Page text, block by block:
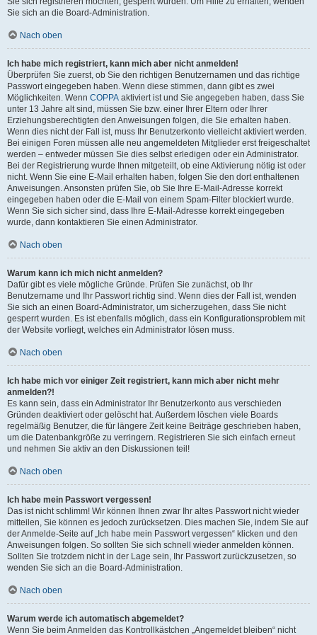
Sie sich an die Board-Administration.
Nach oben
Ich habe mich registriert, kann mich aber nicht anmelden!
Überprüfen Sie zuerst, ob Sie den richtigen Benutzernamen und das richtige
Passwort eingegeben haben. Wenn diese stimmen, dann gibt es zwei
Möglichkeiten. Wenn COPPA aktiviert ist und Sie angegeben haben, dass Sie
unter 13 Jahre alt sind, müssen Sie bzw. einer Ihrer Eltern oder Ihrer
Erziehungsberechtigten den Anweisungen folgen, die Sie erhalten haben.
Wenn dies nicht der Fall ist, muss Ihr Benutzerkonto vielleicht aktiviert werden.
Bei einigen Foren müssen alle neu angemeldeten Mitglieder erst freigeschaltet
werden – entweder müssen Sie dies selbst erledigen oder ein Administrator.
Bei der Registrierung wurde Ihnen mitgeteilt, ob eine Aktivierung nötig ist oder
nicht. Wenn Sie eine E-Mail erhalten haben, folgen Sie den dort enthaltenen
Anweisungen. Ansonsten prüfen Sie, ob Sie Ihre E-Mail-Adresse korrekt
eingegeben haben oder die E-Mail von einem Spam-Filter blockiert wurde.
Wenn Sie sich sicher sind, dass Ihre E-Mail-Adresse korrekt eingegeben
wurde, dann kontaktieren Sie einen Administrator.
Nach oben
Warum kann ich mich nicht anmelden?
Dafür gibt es viele mögliche Gründe. Prüfen Sie zunächst, ob Ihr
Benutzername und Ihr Passwort richtig sind. Wenn dies der Fall ist, wenden
Sie sich an einen Board-Administrator, um sicherzugehen, dass Sie nicht
gesperrt wurden. Es ist ebenfalls möglich, dass ein Konfigurationsproblem mit
der Website vorliegt, welches ein Administrator lösen muss.
Nach oben
Ich habe mich vor einiger Zeit registriert, kann mich aber nicht mehr
anmelden?!
Es kann sein, dass ein Administrator Ihr Benutzerkonto aus verschieden
Gründen deaktiviert oder gelöscht hat. Außerdem löschen viele Boards
regelmäßig Benutzer, die für längere Zeit keine Beiträge geschrieben haben,
um die Datenbankgröße zu verringern. Registrieren Sie sich einfach erneut
und nehmen Sie aktiv an den Diskussionen teil!
Nach oben
Ich habe mein Passwort vergessen!
Das ist nicht schlimm! Wir können Ihnen zwar Ihr altes Passwort nicht wieder
mitteilen, Sie können es jedoch zurücksetzen. Dies machen Sie, indem Sie auf
der Anmelde-Seite auf „Ich habe mein Passwort vergessen“ klicken und den
Anweisungen folgen. So sollten Sie sich schnell wieder anmelden können.
Sollten Sie trotzdem nicht in der Lage sein, Ihr Passwort zurückzusetzen, so
wenden Sie sich an die Board-Administration.
Nach oben
Warum werde ich automatisch abgemeldet?
Wenn Sie beim Anmelden das Kontrollkästchen „Angemeldet bleiben“ nicht